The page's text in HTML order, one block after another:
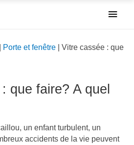
Porte et fenêtre
Vitre cassée : que
que faire? A quel
un enfant turbulent, un
accidents de la vie peuvent